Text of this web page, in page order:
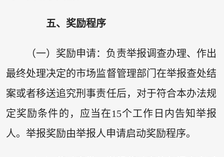
五、奖励程序
（一）奖励申请：负责举报调查办理、作出
最终处理决定的市场监督管理部门在举报查处结
案或者移送追究刑事责任后，对于符合本办法规
定奖励条件的，应当在15个工作日内告知举报
人。举报奖励由举报人申请启动奖励程序。